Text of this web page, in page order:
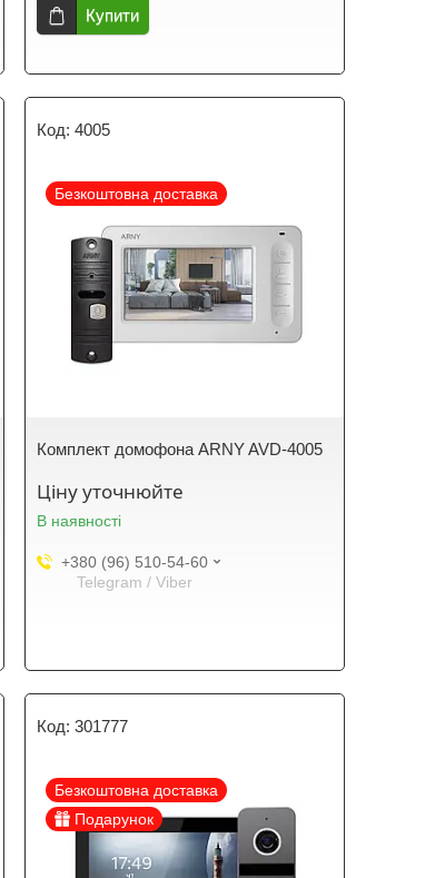
Купити
4005
Безкоштовна доставка
Комплект домофона ARNY AVD-4005
Ціну уточнюйте
В наявності
+380 (96) 510-54-60
Telegram / Viber
301777
Безкоштовна доставка
Подарунок